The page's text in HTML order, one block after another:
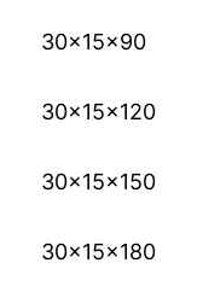
30x15x90
30x15x120
30x15x150
30x15x180